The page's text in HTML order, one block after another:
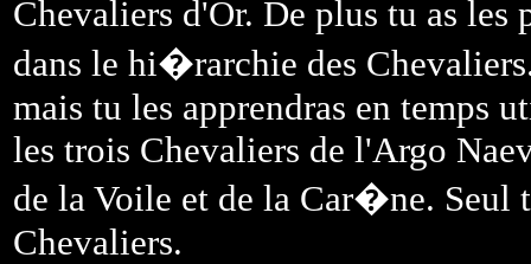
Chevaliers d'Or. De plus tu as
dans le hi�rarchie des
mais tu les apprendras en temps
les trois Chevaliers de l'Argo
de la Voile et de la Car�ne.
Chevaliers.